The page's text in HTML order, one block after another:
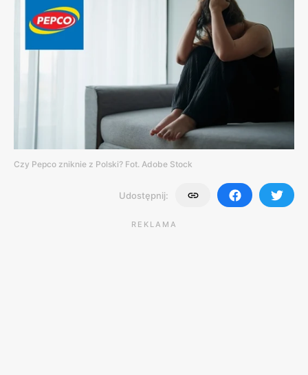
Czy Pepco zniknie z Polski? Fot. Adobe Stock
Udostępnij:
REKLAMA